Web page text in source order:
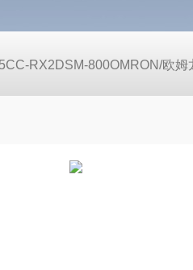
RX2DSM-800OMRON/欧